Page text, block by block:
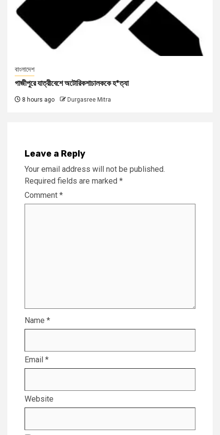
বাংলাদেশ
গাজীপুরে যাত্রীবেশে অটোরিকশাচালককে হ*ত্যা
8 hours ago Durgasree Mitra
Leave a Reply
Your email address will not be published.
Required fields are marked *
Comment *
Name *
Email *
Website